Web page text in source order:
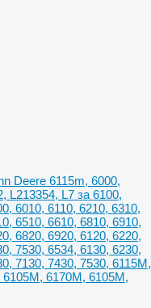
Deere 6115m, 6000,
L213354, L7 за 6100,
6010, 6110, 6210, 6310,
6510, 6610, 6810, 6910,
6820, 6920, 6120, 6220,
7530, 6534, 6130, 6230,
7130, 7430, 7530, 6115M,
6170M, 6105M,